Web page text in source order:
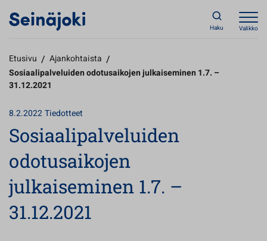
Haku Valikko
Etusivu / Ajankohtaista /
Sosiaalipalveluiden odotusaikojen julkaiseminen 1.7. –
31.12.2021
8.2.2022Tiedotteet
Sosiaalipalveluiden
odotusaikojen
julkaiseminen 1.7. –
31.12.2021